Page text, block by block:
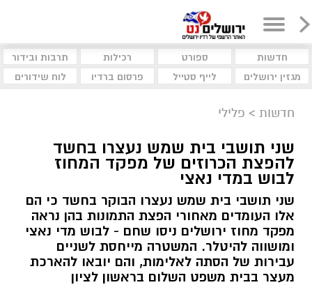
חדשות ספורט רכילות
תרבות ובידור
מגזין ירושלים
לייף סטייל פרסום ברדיו לוח שידורים
חדשות > פלילי
שני תושבי בית שמש נעצרו בחשד
להפצת הכרוזים של מפקד המחוז
לבוש במדי נאצי
שני תושבי בית שמש נעצרו הבוקר בחשד כי הם
אלו העומדים מאחורי הפצת התמונות בהן נראה
מפקד מחוז ירושלים ניסו שחם - לבוש מדי נאצי
ומושווה להיטלר. המשטרה מייחסת לשניים
עבירות של הסתה לאלימות, והם יובאו להארכת
מעצר בבית משפט השלום בראשון לציון